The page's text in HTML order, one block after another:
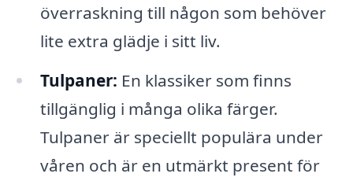
överraskning till någon som behöver
lite extra glädje i sitt liv.
Tulpaner: En klassiker som finns
tillgänglig i många olika färger.
Tulpaner är speciellt populära under
våren och är en utmärkt present för